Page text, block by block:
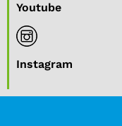
Youtube
Instagram